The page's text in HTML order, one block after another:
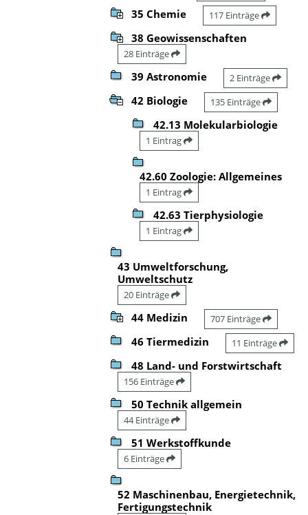
35 Chemie 117 Einträge
38 Geowissenschaften
28 Einträge
39 Astronomie 2 Einträge
42 Biologie 135 Einträge
42.13 Molekularbiologie
1 Eintrag
42.60 Zoologie: Allgemeines
1 Eintrag
42.63 Tierphysiologie
1 Eintrag
43 Umweltforschung,
Umweltschutz
20 Einträge
44 Medizin 707 Einträge
46 Tiermedizin 11 Einträge
48 Land- und Forstwirtschaft
156 Einträge
50 Technik allgemein
44 Einträge
51 Werkstoffkunde
6 Einträge
52 Maschinenbau, Energietechnik,
Fertigungstechnik